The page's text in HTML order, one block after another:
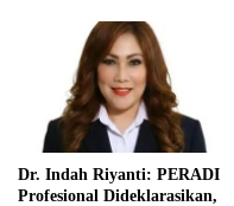
Dr. Indah Riyanti: PERADI
Profesional Dideklarasikan,